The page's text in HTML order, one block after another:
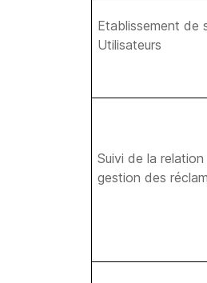
Etablissement de
Utilisateurs
Suivi de la
gestion des